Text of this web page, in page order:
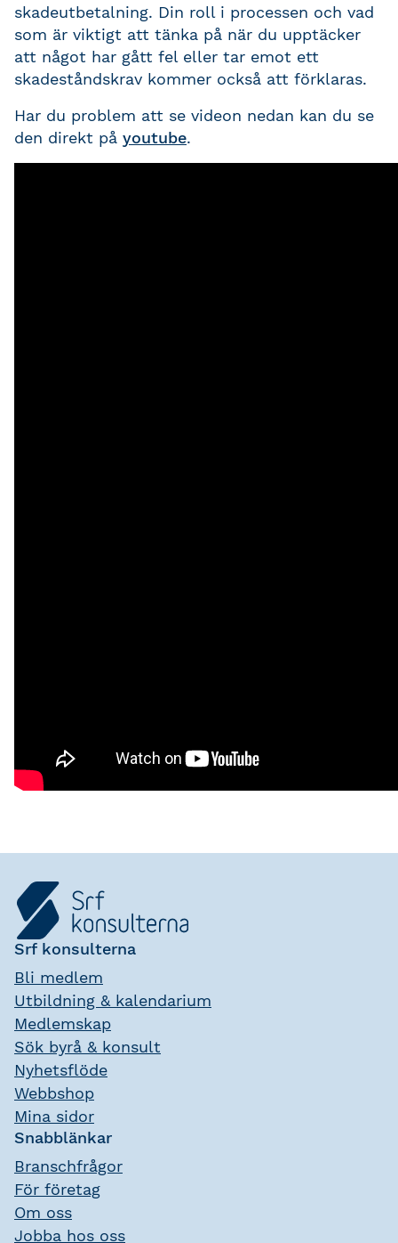
skadeutbetalning. Din roll i processen och vad
som är viktigt att tänka på när du upptäcker
att något har gått fel eller tar emot ett
skadeståndskrav kommer också att förklaras.
Har du problem att se videon nedan kan du se
den direkt på youtube.
Srf konsulterna
Bli medlem
Utbildning & kalendarium
Medlemskap
Sök byrå & konsult
Nyhetsflöde
Webbshop
Mina sidor
Snabblänkar
Branschfrågor
För företag
Om oss
Jobba hos oss